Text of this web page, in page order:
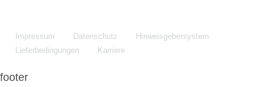
Impressum Datenschutz
Hinweisgebersystem
Lieferbedingungen
Karriere
footer